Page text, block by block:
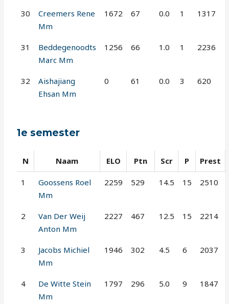
30
Creemers Rene
Mm
1672 67 0.0 1 1317
31
Beddegenoodts
Marc Mm
1256 66 1.0 1 2236
32
Aishajiang
Ehsan Mm
0 61 0.0 3 620
1e semester
N Naam ELO Ptn Scr P Prest
1
Goossens Roel
Mm
2259 529 14.5 15 2510
2
Van Der Weij
Anton Mm
2227 467 12.5 15 2214
3
Jacobs Michiel
Mm
1946 302 4.5 6 2037
4
De Witte Stein
Mm
1797 296 5.0 9 1847